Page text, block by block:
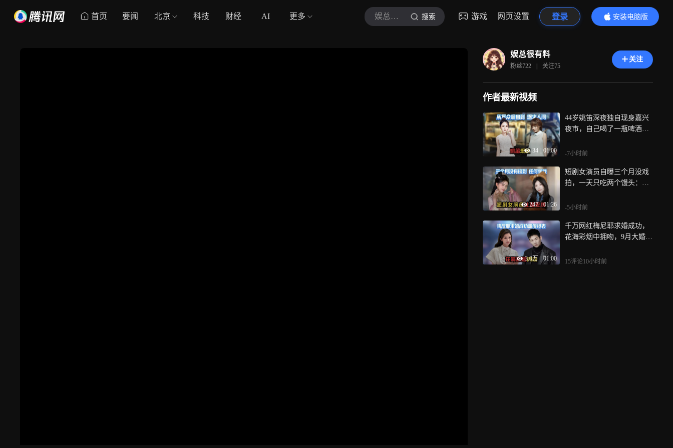
首页 要闻 北京 科技 财经 AI 更多 娱总很有料 搜索 游戏 网页设置 登录
安装电脑版
内容更精彩
娱总很有料
粉丝722 | 关注75
关注
作者最新视频
34 01:00
44岁姚笛深夜独自现身嘉兴
夜市，自己喝了一瓶啤酒，
-7小时前
247 | 01:26
短剧女演员自曝三个月没戏
拍，一天只吃两个馒头：一
-5小时前
3.0万 01:00
千万网红梅尼耶求婚成功，
花海彩烟中拥吻，9月大婚伴
15评论10小时前